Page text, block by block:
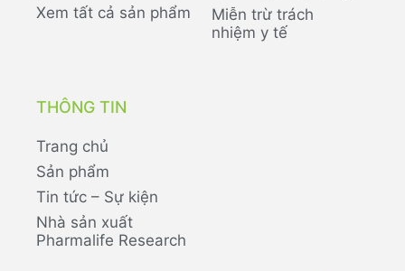
Xem tất cả sản phẩm
Miễn trừ trách
nhiệm y tế
THÔNG TIN
Trang chủ
Sản phẩm
Tin tức – Sự kiện
Nhà sản xuất
Pharmalife Research